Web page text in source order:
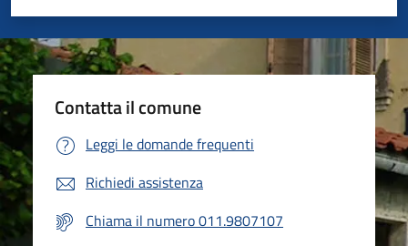
Valuta 5 stelle su 5
Valuta 4 stelle su 5
Valuta 3 stelle su 5
Valuta 2 stelle su 5
Valuta 1 stelle su 5
Contatta il comune
Leggi le domande frequenti
Richiedi assistenza
Chiama il numero 011.9807107